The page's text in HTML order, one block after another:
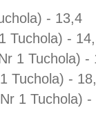
- 13,4
Tuchola) -
1 Tuchola) -
Tuchola) -
1 Tuchola) -